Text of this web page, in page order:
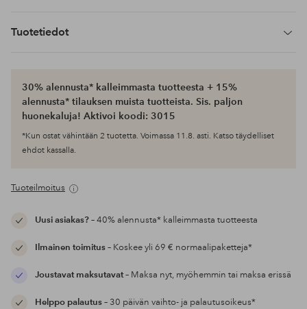
Tuotetiedot
30% alennusta* kalleimmasta tuotteesta + 15%
alennusta* tilauksen muista tuotteista. Sis. paljon
huonekaluja! Aktivoi koodi: 3015
*Kun ostat vähintään 2 tuotetta. Voimassa 11.8. asti. Katso täydelliset
ehdot kassalla.
Tuoteilmoitus
Uusi asiakas?– 40% alennusta* kalleimmasta tuotteesta
Ilmainen toimitus– Koskee yli 69 € normaalipaketteja*
Joustavat maksutavat– Maksa nyt, myöhemmin tai maksa erissä
Helppo palautus– 30 päivän vaihto- ja palautusoikeus*